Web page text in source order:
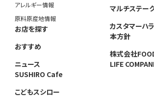
アレルギー情報
原料原産地情報
お店を探す
おすすめ
ニュース
SUSHIRO Cafe
こどもスシロー
マルチステー
カスタマーハ
本方針
株式会社
LIFE